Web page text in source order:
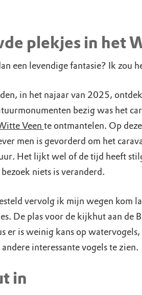
plekjes in het
een levendige fantasie? Ik zou
in het najaar van 2025,
bezig was het
Veen te ontmantelen. Op
men is gevorderd om het
Het lijkt wel of de tijd heeft
niets is veranderd.
vervolg ik mijn wegen kom
De plas voor de kijkhut aan de
er is weinig kans op
interessante vogels te zien.
in